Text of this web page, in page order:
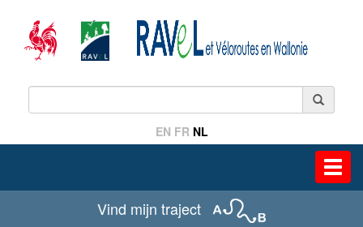
EN FR NL
Vind mijn traject